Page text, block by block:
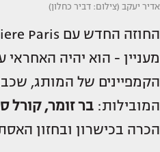
אדיר יעקב (צילום: דביר כחלון)
מעניין - הוא יהיה האחראי
הקמפיינים של המותג,
המובילות: בר זומר, קורל
הכרה בכישרון ובחזון